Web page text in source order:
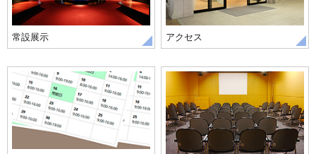
常設展示 アクセス